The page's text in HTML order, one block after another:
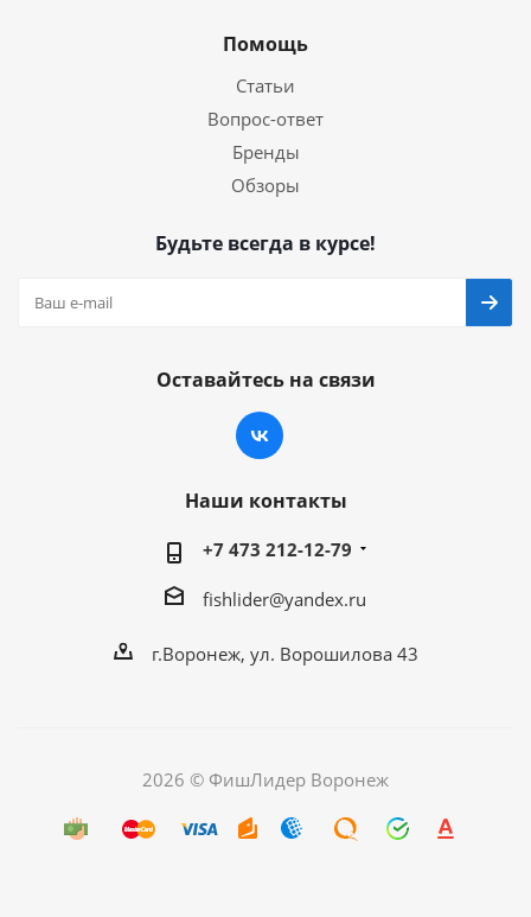
Помощь
Статьи
Вопрос-ответ
Бренды
Обзоры
Будьте всегда в курсе!
Оставайтесь на связи
Наши контакты
+7 473 212-12-79
fishlider@yandex.ru
г.Воронеж, ул. Ворошилова 43
2026 © ФишЛидер Воронеж